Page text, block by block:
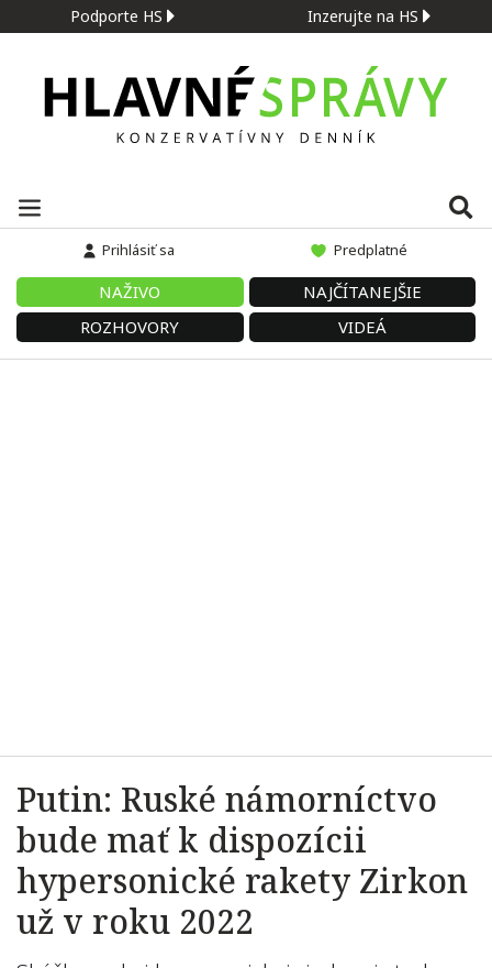
Podporte HS Inzerujte na HS
Prihlásiť sa Predplatné
NAŽIVO
NAJČÍTANEJŠIE
ROZHOVORY
VIDEÁ
Putin: Ruské námorníctvo
bude mať k dispozícii
hypersonické rakety Zirkon
už v roku 2022